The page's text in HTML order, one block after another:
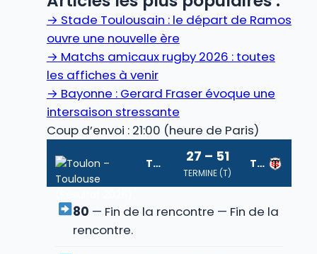
→ Stade Toulousain : le départ de Ramos
ouvre une nouvelle ère
→ Matchs amicaux rugby 2026 : toutes
les affiches à venir
→ Bayonne : Gerard Fraser évoque une
intersaison stressante
Coup d’envoi : 21:00 (heure de Paris)
Toulon 27 – 51
TERMINE (T)
Toulouse
80 — Fin de la rencontre — Fin de la
rencontre.